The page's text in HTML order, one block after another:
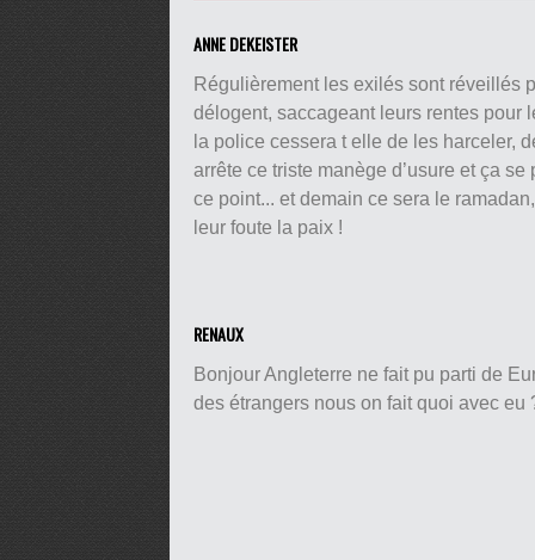
ANNE DEKEISTER
Régulièrement les exilés sont réveillés
délogent, saccageant leurs rentes pour
la police cessera t elle de les harceler,
arrête ce triste manège d’usure et ça se
ce point... et demain ce sera le
leur foute la paix !
RENAUX
Bonjour Angleterre ne fait pu parti de
des étrangers nous on fait quoi avec eu